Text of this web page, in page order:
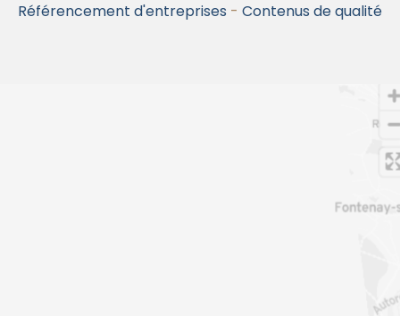
Référencement d'entreprises - Contenus de qualité